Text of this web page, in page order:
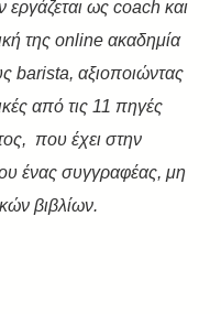
εργάζεται ως coach και
της online ακαδημία
barista, αξιοποιώντας
από τις 11 πηγές
που έχει στην
ένας συγγραφέας, μη
βιβλίων.